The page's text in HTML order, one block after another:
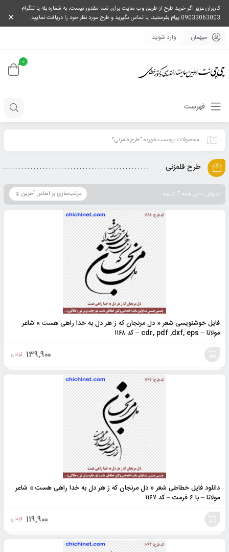
کاربران عزیز اگر خرید طرح از طریق وب سایت برای شما مقدور نیست، به شماره بله یا تلگرام
09033063003 پیام بفرستید، یا تماس بگیرید و طرح مورد نظر خود را دریافت نمایید.
میهمان وارد شوید
0
فهرست
محصولات برچسب خورده “طرح قلمزنی”
طرح قلمزنی
نمایش دادن همه 7 نتیجه
فایل خوشنویسی شعر « دل مرنجان که ز هر دل به خدا راهی هست » شاعر
مولانا – cdr, pdf ,dxf, eps – کد ۱۱۶۸
139,900 تومان
دانلود فایل خطاطی شعر « دل مرنجان که ز هر دل به خدا راهی هست » شاعر
مولانا – با ۶ فرمت – کد ۱۱۶۷
119,900 تومان